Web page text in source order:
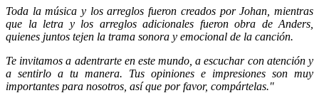
Toda la música y los arreglos fueron creados por Johan, mientras
que la letra y los arreglos adicionales fueron obra de Anders,
quienes juntos tejen la trama sonora y emocional de la canción.
Te invitamos a adentrarte en este mundo, a escuchar con atención y
a sentirlo a tu manera. Tus opiniones e impresiones son muy
importantes para nosotros, así que por favor, compártelas."